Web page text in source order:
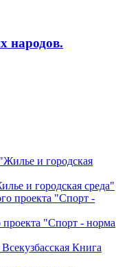
народов.
и городская среда"
проекта "Спорт - норма
Всекузбасская Книга